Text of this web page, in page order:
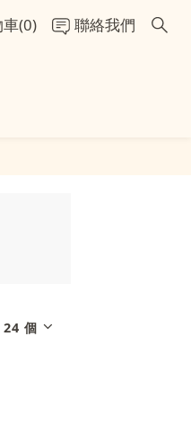
(0) 聯絡我們
24 個